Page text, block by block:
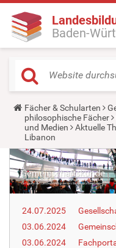
Baden-
Y
o
u
a
r
e
h
e
r
e
Fächer & Schularten
philosophische Fächer
und Medien
Aktuelle
Libanon
24.07.2025
03.06.2024
03.06.2024